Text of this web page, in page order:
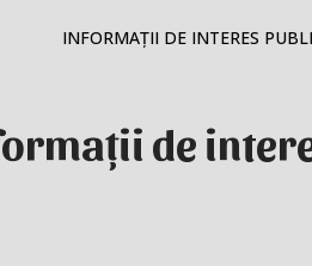
INFORMAȚII DE INTERES
de